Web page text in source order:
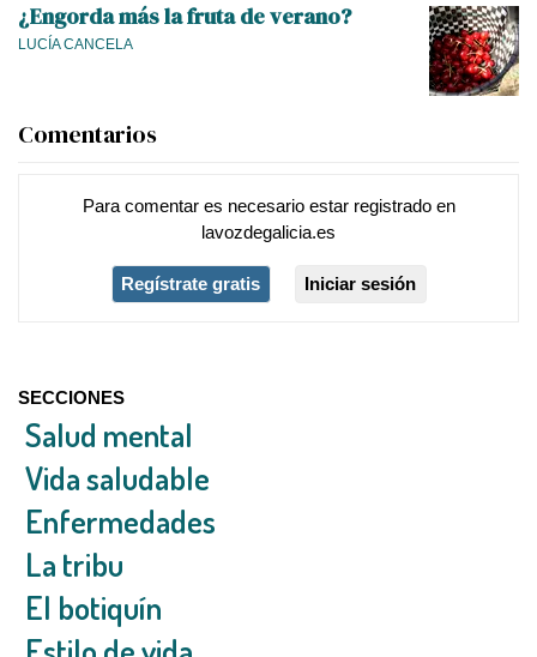
¿Engorda más la fruta de verano?
LUCÍA CANCELA
Comentarios
Para comentar es necesario estar registradoen
lavozdegalicia.es
Regístrate gratis Iniciar sesión
SECCIONES
Salud mental
Vida saludable
Enfermedades
La tribu
El botiquín